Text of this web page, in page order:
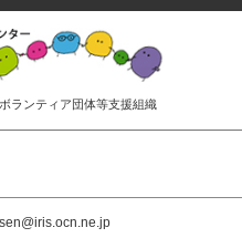
ランティア団体等支援組織